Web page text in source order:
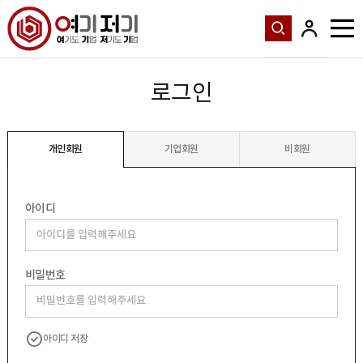
로그인
개인회원 기업회원 비회원
아이디
비밀번호
아이디 저장